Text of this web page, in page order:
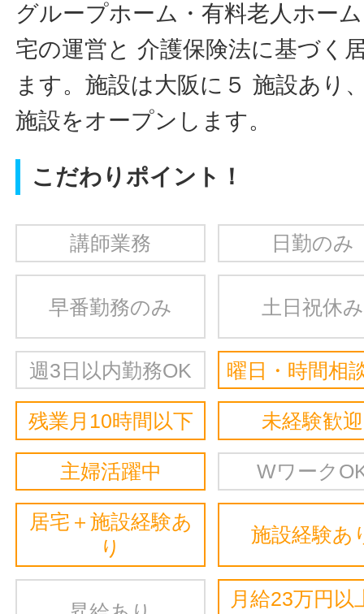
グループホーム・有料老人ホー
宅の運営と 介護保険法に基づく
ます。施設は大阪に５ 施設あり
施設をオープンします。
こだわりポイント！
講師業務 日勤のみ
早番勤務のみ 土日祝休み
週3日以内勤務OK 曜日・時間相
残業月10時間以下 未経験歓迎
主婦活躍中 Wワーク
居宅＋施設経験あ
り
施設経験あ
月給23万円以